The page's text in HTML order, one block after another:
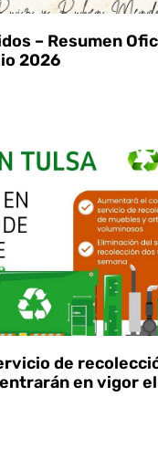
– Resumen
2026
de
en vigor el